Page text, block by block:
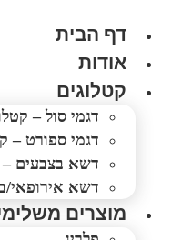
דף הבית
אודות
קטלוגים
דגמי סול – קטלוג
דגמי ספורט –
דשא בצבעים –
דשא אירופאי/
מוצרים